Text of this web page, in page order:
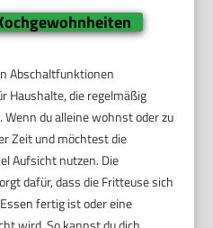
Abschaltfunktionen
Haushalte, die regelmäßig
du alleine wohnst oder zu
Zeit und möchtest die
Aufsicht nutzen. Die
dafür, dass die Fritteuse sich
fertig ist oder eine